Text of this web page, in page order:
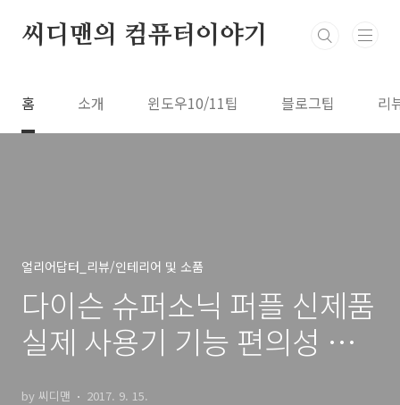
씨디맨의 컴퓨터이야기
홈 소개 윈도우10/11팁 블로그팁 리
얼리어답터_리뷰/인테리어 및 소품
다이슨 슈퍼소닉 퍼플 신제품
실제 사용기 기능 편의성 너
by 씨디맨 2017. 9. 15.